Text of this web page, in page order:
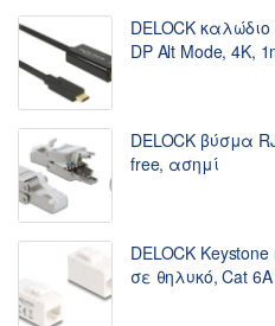
DELOCK
DP Alt Mode, 4K,
DELOCK βύσμα
free, ασημί
DELOCK
σε θηλυκό, Cat